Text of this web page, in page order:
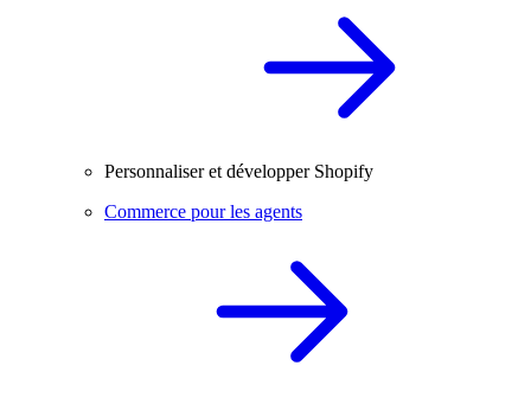
Personnaliser et développer Shopify
Commerce pour les agents